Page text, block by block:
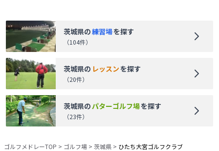
茨城県の練習場を探す
（104件）
茨城県の レッスンを探す
（20件）
茨城県の パターゴルフ場を探す
（23件）
ゴルフメドレーTOP > ゴルフ場 > 茨城県 > ひたち大宮ゴルフクラブ